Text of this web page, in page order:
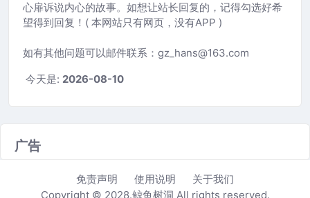
心扉诉说内心的故事。如想让站长回复的，记得勾选好希
望得到回复！( 本网站只有网页，没有APP )
如有其他问题可以邮件联系：gz_hans@163.com
今天是: 2026-08-10
广告
免责声明 使用说明
关于我们
Copyright © 2028.鲸鱼树洞 All rights reserved.